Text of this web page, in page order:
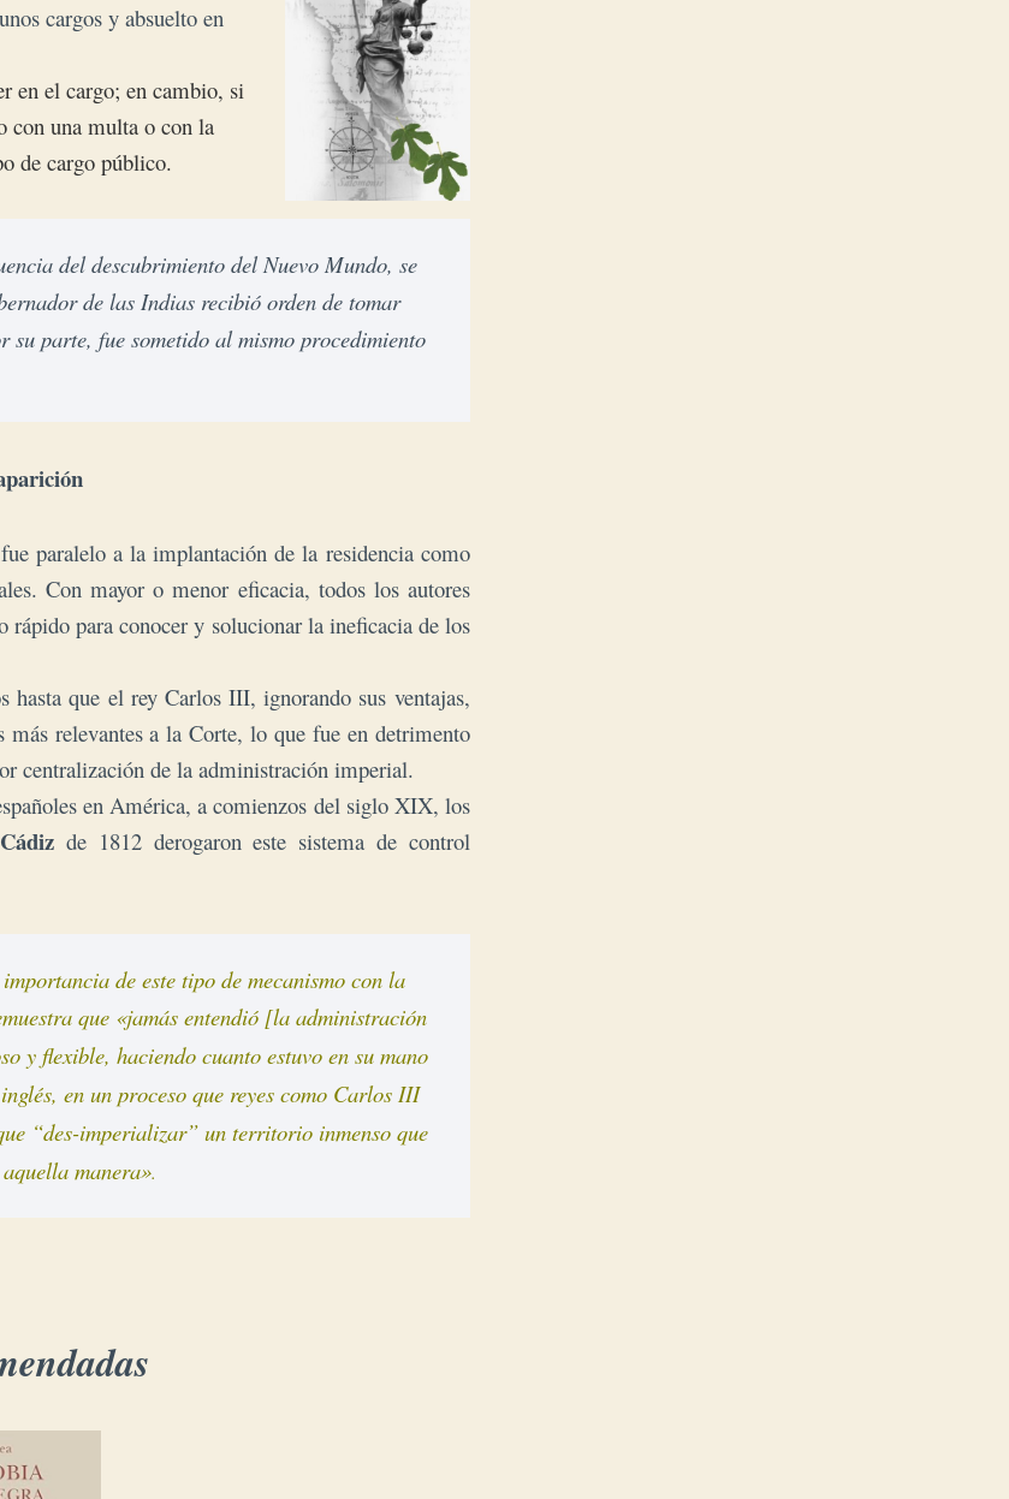
cargos y absuelto en
en el cargo; en cambio, si
con una multa o con la
de cargo público.
del descubrimiento del Nuevo Mundo, se
de las Indias recibió orden de tomar
su parte, fue sometido al mismo procedimiento
paralelo a la implantación de la residencia como
Con mayor o menor eficacia, todos los autores
para conocer y solucionar la ineficacia de los
hasta que el rey Carlos III, ignorando sus ventajas,
relevantes a la Corte, lo que fue en detrimento
centralización de la administración imperial.
en América, a comienzos del siglo XIX, los
de 1812 derogaron este sistema de control
de este tipo de mecanismo con la
que «jamás entendió [la administración
y flexible, haciendo cuanto estuvo en su mano
en un proceso que reyes como Carlos III
“des-imperializar” un territorio inmenso que
manera».